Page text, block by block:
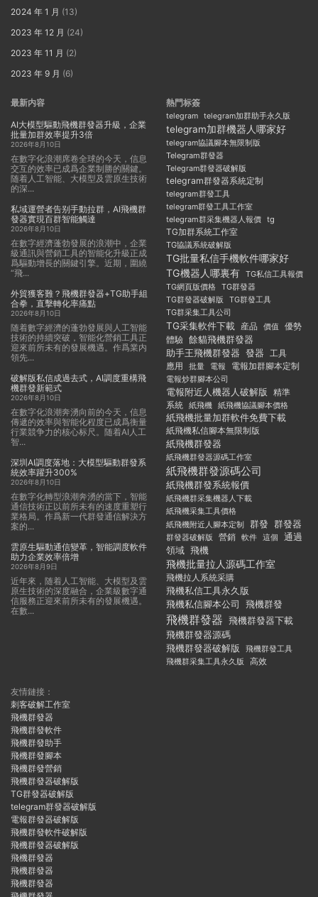
2024 年 1 月 (13)
2023 年 12 月 (24)
2023 年 11 月 (2)
2023 年 9 月 (6)
最新内容
AI大模型驅動飛機群發器升級，企業
批量加群效率提升3倍
2026年8月10日
在數字化浪潮席卷全球的今天，信息
交互的效率已成爲企業制勝的關鍵。
随着人工智能、大模型及雲原生技術
的深...
私域運營者告别手動拉群，AI飛機群
發器實現百群智能觸達
2026年8月10日
在數字經濟蓬勃發展的浪潮中，企業
級通訊與營銷工具的智能化升級正成
爲驅動增長的關鍵引擎。近期，圍繞
“飛...
外貿獲客難？飛機群發器+TG助手組
合拳，直擊轉化率痛點
2026年8月10日
随着數字經濟的蓬勃發展與人工智能
技術的持續突破，智能化營銷工具正
迎來前所未有的發展機遇。作爲業内
領先...
破解版私信成過去式，AI調度重構飛
機群發新範式
2026年8月10日
在數字化浪潮奔湧向前的今天，信息
傳遞的效率與智能化程度已成爲衡量
行業競争力的核心标尺。随着AI人工
智...
深圳AI調度落地：大模型驅動群發系
統效率躍升300%
2026年8月10日
在數字化轉型浪潮奔湧的當下，智能
通信技術正以前所未有的速度重塑行
業格局。作爲新一代群發通信解決方
案的...
雲原生驅動通信變革，智能調度軟件
助力企業效率倍增
2026年8月9日
近年來，随着人工智能、大模型及雲
原生技術的深度融合，企業級數字通
信服務正迎來前所未有的發展機遇。
在數...
熱門标簽
telegram telegram加群助手永久版
telegram加群機器人哪家好
telegram協議腳本無限制版
Telegram群發器
Telegram群發器破解版
telegram群發器系統定制
telegram群發工具
telegram群發工具工作室
telegram群采集機器人報價 tg
TG加群系統工作室
TG協議系統破解版
TG批量私信手機軟件哪家好
TG機器人哪裏有 TG私信工具報價
TG網頁版價格
TG群發器
TG群發器破解版
TG群發工具
TG群采集工具公司
TG采集軟件下載 産品 價值 優勢
體驗 餘貓飛機群發器
助手王飛機群發器 發器 工具
應用
批量 電報 電報加群腳本定制
電報炒群腳本公司
電報附近人機器人破解版 精準
系統 紙飛機 紙飛機協議腳本價格
紙飛機批量加群軟件免費下載
紙飛機私信腳本無限制版
紙飛機群發器
紙飛機群發器源碼工作室
紙飛機群發源碼公司
紙飛機群發系統報價
紙飛機群采集機器人下載
紙飛機采集工具價格
紙飛機附近人腳本定制
群發 群發器
群發器破解版 營銷 軟件 這個
通過
領域 飛機
飛機批量拉人源碼工作室
飛機拉人系統采購
飛機私信工具永久版
飛機私信腳本公司
飛機群發
飛機群發器 飛機群發器下載
飛機群發器源碼
飛機群發器破解版
飛機群發工具
飛機群采集工具永久版
高效
友情鏈接：
刺客破解工作室
飛機群發器
飛機群發軟件
飛機群發助手
飛機群發腳本
飛機群發營銷
飛機群發器破解版
TG群發器破解版
telegram群發器破解版
電報群發器破解版
飛機群發軟件破解版
飛機群發器破解版
飛機群發器
飛機群發器
飛機群發器